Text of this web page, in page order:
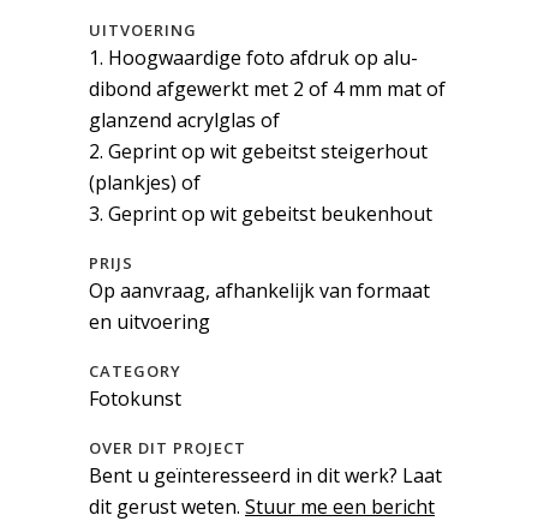
UITVOERING
1. Hoogwaardige foto afdruk op alu-
dibond afgewerkt met 2 of 4 mm mat of
glanzend acrylglas of
2. Geprint op wit gebeitst steigerhout
(plankjes) of
3. Geprint op wit gebeitst beukenhout
PRIJS
Op aanvraag, afhankelijk van formaat
en uitvoering
CATEGORY
Fotokunst
OVER DIT PROJECT
Bent u geïnteresseerd in dit werk? Laat
dit gerust weten. Stuur me een bericht